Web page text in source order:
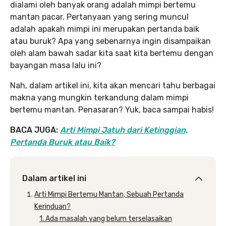
dialami oleh banyak orang adalah mimpi bertemu
mantan pacar. Pertanyaan yang sering muncul
adalah apakah mimpi ini merupakan pertanda baik
atau buruk? Apa yang sebenarnya ingin disampaikan
oleh alam bawah sadar kita saat kita bertemu dengan
bayangan masa lalu ini?
Nah, dalam artikel ini, kita akan mencari tahu berbagai
makna yang mungkin terkandung dalam mimpi
bertemu mantan. Penasaran? Yuk, baca sampai habis!
BACA JUGA: Arti Mimpi Jatuh dari Ketinggian,
Pertanda Buruk atau Baik?
Dalam artikel ini
Arti Mimpi Bertemu Mantan, Sebuah Pertanda
Kerinduan?
1. Ada masalah yang belum terselasaikan